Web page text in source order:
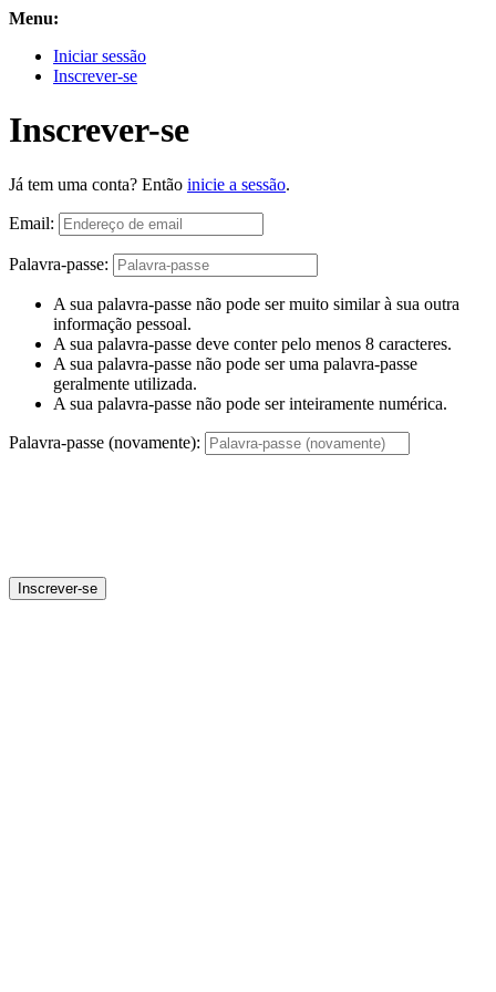
Menu:
Iniciar sessão
Inscrever-se
Inscrever-se
Já tem uma conta? Então inicie a sessão.
Email:
Palavra-passe:
A sua palavra-passe não pode ser muito similar à sua outra
informação pessoal.
A sua palavra-passe deve conter pelo menos 8 caracteres.
A sua palavra-passe não pode ser uma palavra-passe
geralmente utilizada.
A sua palavra-passe não pode ser inteiramente numérica.
Palavra-passe (novamente):
Inscrever-se